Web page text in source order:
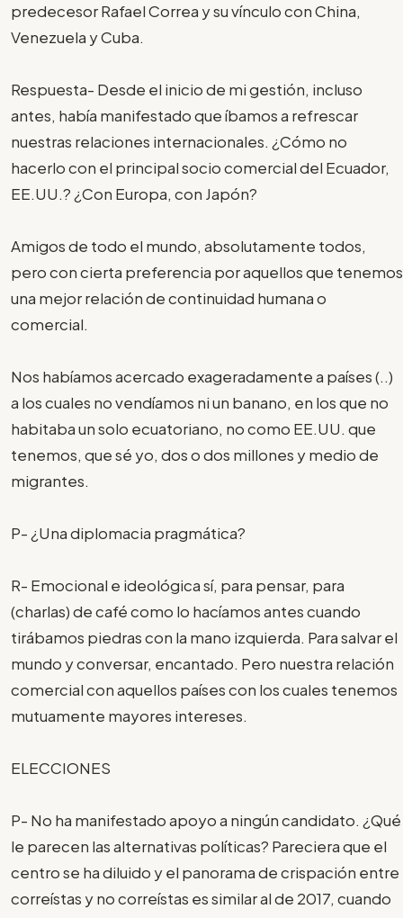
predecesor Rafael Correa y su vínculo con China,
Venezuela y Cuba.
Respuesta- Desde el inicio de mi gestión, incluso
antes, había manifestado que íbamos a refrescar
nuestras relaciones internacionales. ¿Cómo no
hacerlo con el principal socio comercial del Ecuador,
EE.UU.? ¿Con Europa, con Japón?
Amigos de todo el mundo, absolutamente todos,
pero con cierta preferencia por aquellos que tenemos
una mejor relación de continuidad humana o
comercial.
Nos habíamos acercado exageradamente a países (..)
a los cuales no vendíamos ni un banano, en los que no
habitaba un solo ecuatoriano, no como EE.UU. que
tenemos, que sé yo, dos o dos millones y medio de
migrantes.
P- ¿Una diplomacia pragmática?
R- Emocional e ideológica sí, para pensar, para
(charlas) de café como lo hacíamos antes cuando
tirábamos piedras con la mano izquierda. Para salvar el
mundo y conversar, encantado. Pero nuestra relación
comercial con aquellos países con los cuales tenemos
mutuamente mayores intereses.
ELECCIONES
P- No ha manifestado apoyo a ningún candidato. ¿Qué
le parecen las alternativas políticas? Pareciera que el
centro se ha diluido y el panorama de crispación entre
correístas y no correístas es similar al de 2017, cuando